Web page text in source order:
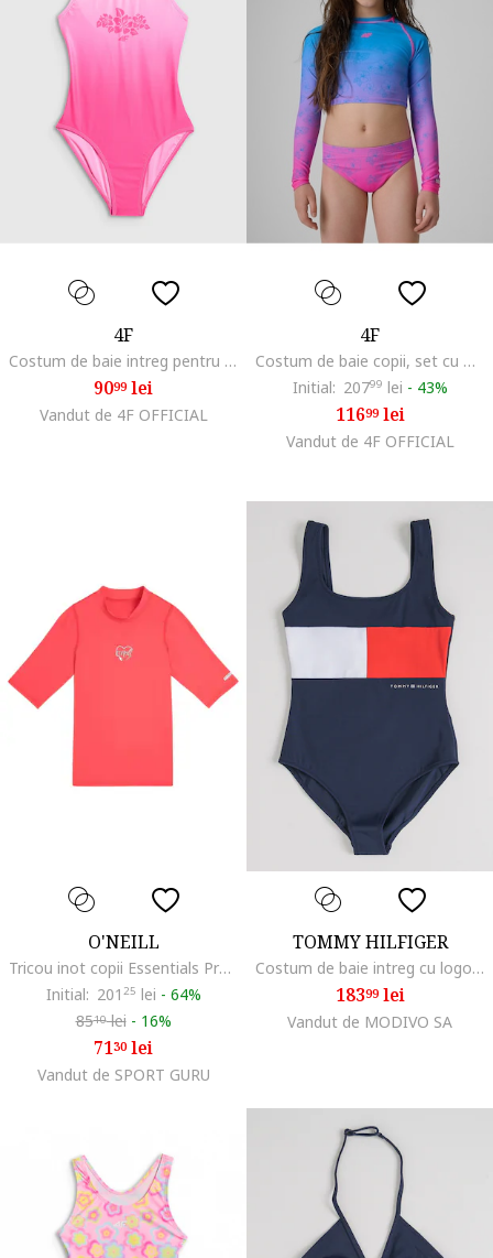
4F
Costum de baie intreg pentru fete, roz, cu bretele fara reglare, captuseala completa
9099lei
Vandut de 4F OFFICIAL
4F
Costum de baie copii, set cu maneca lunga si slip, UPF 50+, roz/albastru, poliester|elastan
Initial: 20799 lei - 43%
11699lei
Vandut de 4F OFFICIAL
O'NEILL
Tricou inot copii Essentials Protectie UV SS 2025, Rosu deschis
Initial: 201 25 lei - 64%
8510lei - 16%
7130lei
Vandut de SPORT GURU
TOMMY HILFIGER
Costum de baie intreg cu logo, Rosu/Alb optic/Bleumarin
18399lei
Vandut de MODIVO SA